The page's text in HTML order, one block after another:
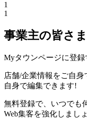
1
1
事業主の皆さま
Myタウンページに登録
店舗/企業情報をご自
自身で編集できます!
無料登録で、いつでも
Web集客を強化しましょ